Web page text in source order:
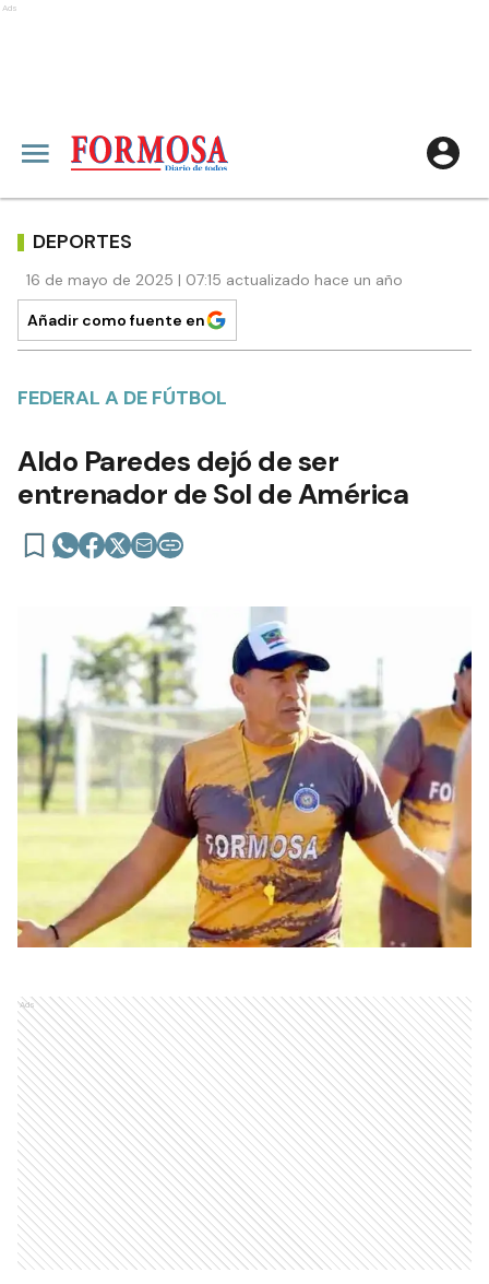
Ads
DEPORTES
16 de mayo de 2025 | 07:15 actualizado hace un año
Añadir como fuente en
FEDERAL A DE FÚTBOL
Aldo Paredes dejó de ser
entrenador de Sol de América
Ads